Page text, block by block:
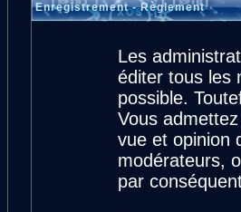
Enregistrement - Règlement
Les
éditer tous les
possible.
Vous
vue et opinion
modérateurs,
par